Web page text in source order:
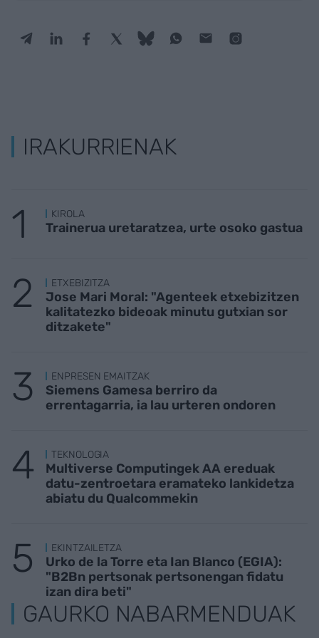
IRAKURRIENAK
KIROLA
Trainerua uretaratzea, urte osoko gastua
ETXEBIZITZA
Jose Mari Moral: "Agenteek etxebizitzen
kalitatezko bideoak minutu gutxian sor
ditzakete"
ENPRESEN EMAITZAK
Siemens Gamesa berriro da
errentagarria, ia lau urteren ondoren
TEKNOLOGIA
Multiverse Computingek AA ereduak
datu-zentroetara eramateko lankidetza
abiatu du Qualcommekin
EKINTZAILETZA
Urko de la Torre eta Ian Blanco (EGIA):
"B2Bn pertsonak pertsonengan fidatu
izan dira beti"
GAURKO NABARMENDUAK